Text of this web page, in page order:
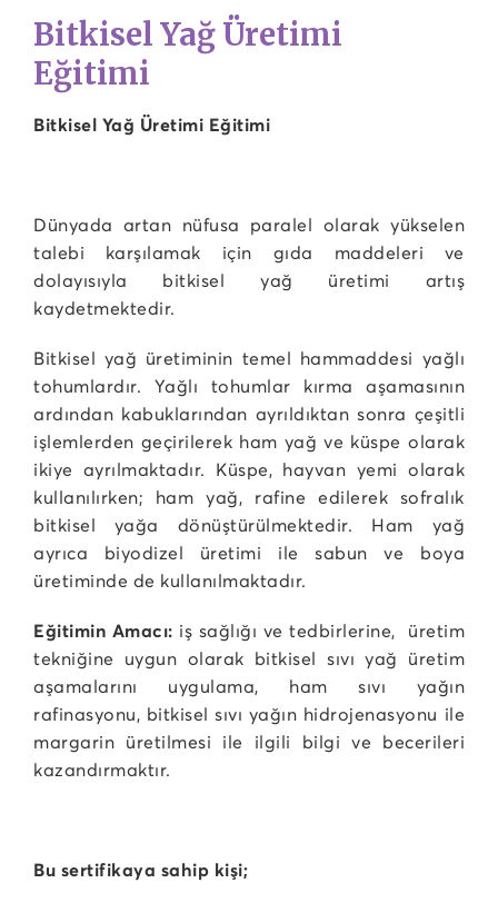
Bitkisel Yağ Üretimi
Eğitimi
Bitkisel Yağ Üretimi Eğitimi
Dünyada artan nüfusa paralel olarak yükselen
talebi karşılamak için gıda maddeleri ve
dolayısıyla bitkisel yağ üretimi artış
kaydetmektedir.
Bitkisel yağ üretiminin temel hammaddesi yağlı
tohumlardır. Yağlı tohumlar kırma aşamasının
ardından kabuklarından ayrıldıktan sonra çeşitli
işlemlerden geçirilerek ham yağ ve küspe olarak
ikiye ayrılmaktadır. Küspe, hayvan yemi olarak
kullanılırken; ham yağ, rafine edilerek sofralık
bitkisel yağa dönüştürülmektedir. Ham yağ
ayrıca biyodizel üretimi ile sabun ve boya
üretiminde de kullanılmaktadır.
Eğitimin Amacı: iş sağlığı ve tedbirlerine, üretim
tekniğine uygun olarak bitkisel sıvı yağ üretim
aşamalarını uygulama, ham sıvı yağın
rafinasyonu, bitkisel sıvı yağın hidrojenasyonu ile
margarin üretilmesi ile ilgili bilgi ve becerileri
kazandırmaktır.
Bu sertifikaya sahip kişi;